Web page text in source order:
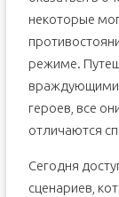
некоторые
режиме.
враждующими
героев, все
отличаются
Сегодня
сценариев,